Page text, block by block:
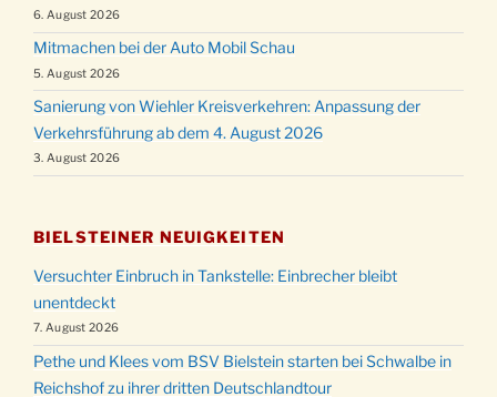
6. August 2026
Mitmachen bei der Auto Mobil Schau
5. August 2026
Sanierung von Wiehler Kreisverkehren: Anpassung der
Verkehrsführung ab dem 4. August 2026
3. August 2026
BIELSTEINER NEUIGKEITEN
Versuchter Einbruch in Tankstelle: Einbrecher bleibt
unentdeckt
7. August 2026
Pethe und Klees vom BSV Bielstein starten bei Schwalbe in
Reichshof zu ihrer dritten Deutschlandtour